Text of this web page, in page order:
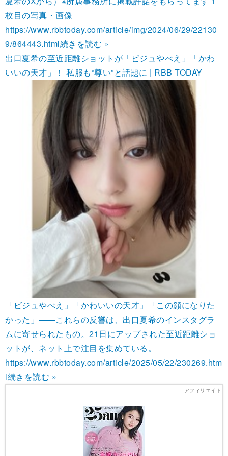
枚目の写真・画像
https://www.rbbtoday.com/article/img/2024/06/29/22130
9/864443.html続きを読む »
出口夏希の至近距離ショットが「ビジュやべえ」「かわ
いいの天才」！ 私服も“尊い”と話題に | RBB TODAY
「ビジュやべえ」「かわいいの天才」「この顔になりた
かった」――これらの反響は、出口夏希のインスタグラ
ムに寄せられたもの。21日にアップされた至近距離ショ
ットが、ネット上で注目を集めている。
https://www.rbbtoday.com/article/2025/05/22/230269.htm
l続きを読む »